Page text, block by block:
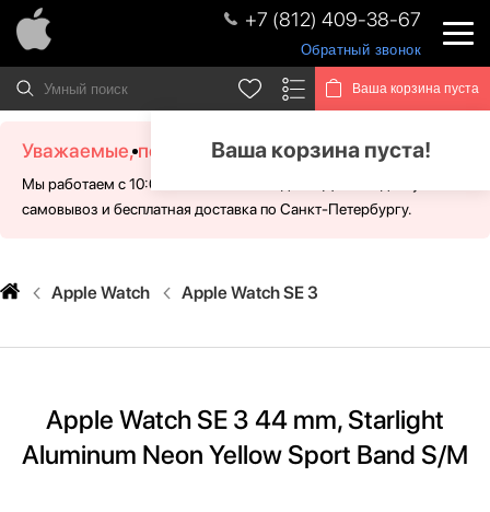
+7 (812) 409-38-67
Обратный звонок
Ваша корзина пуста
Ваша корзина пуста!
Уважаемые, посетители!
Мы работаем с 10:00 - 21:00 без выходных. Для Вас доступен
самовывоз и бесплатная доставка по Санкт-Петербургу.
Apple Watch Apple Watch SE 3
Apple Watch SE 3 44 mm, Starlight
Aluminum Neon Yellow Sport Band S/M